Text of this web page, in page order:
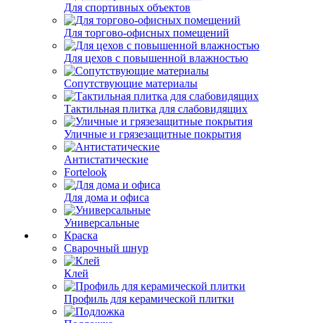
Для спортивных объектов
Для торгово-офисных помещений
Для цехов с повышенной влажностью
Сопутствующие материалы
Тактильная плитка для слабовидящих
Уличные и грязезащитные покрытия
Антистатические
Fortelook
Для дома и офиса
Универсальные
Краска
Сварочный шнур
Клей
Профиль для керамической плитки